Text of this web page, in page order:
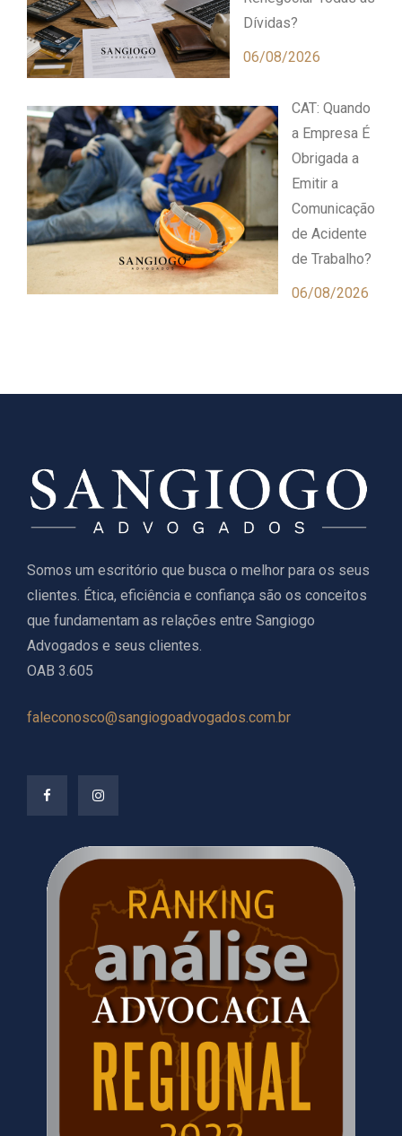
Dívidas?
06/08/2026
CAT: Quando
a Empresa É
Obrigada a
Emitir a
Comunicação
de Acidente
de Trabalho?
06/08/2026
Somos um escritório que busca o melhor para os seus
clientes. Ética, eficiência e confiança são os conceitos
que fundamentam as relações entre Sangiogo
Advogados e seus clientes.
OAB 3.605
faleconosco@sangiogoadvogados.com.br